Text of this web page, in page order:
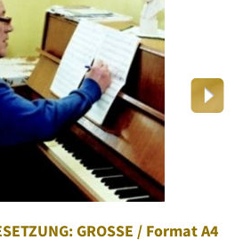
GROSSE / Format A4